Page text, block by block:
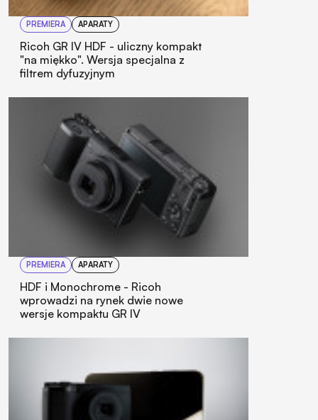
PREMIERA APARATY
Ricoh GR IV HDF - uliczny kompakt
"na miękko". Wersja specjalna z
filtrem dyfuzyjnym
PREMIERA APARATY
HDF i Monochrome - Ricoh
wprowadzi na rynek dwie nowe
wersje kompaktu GR IV